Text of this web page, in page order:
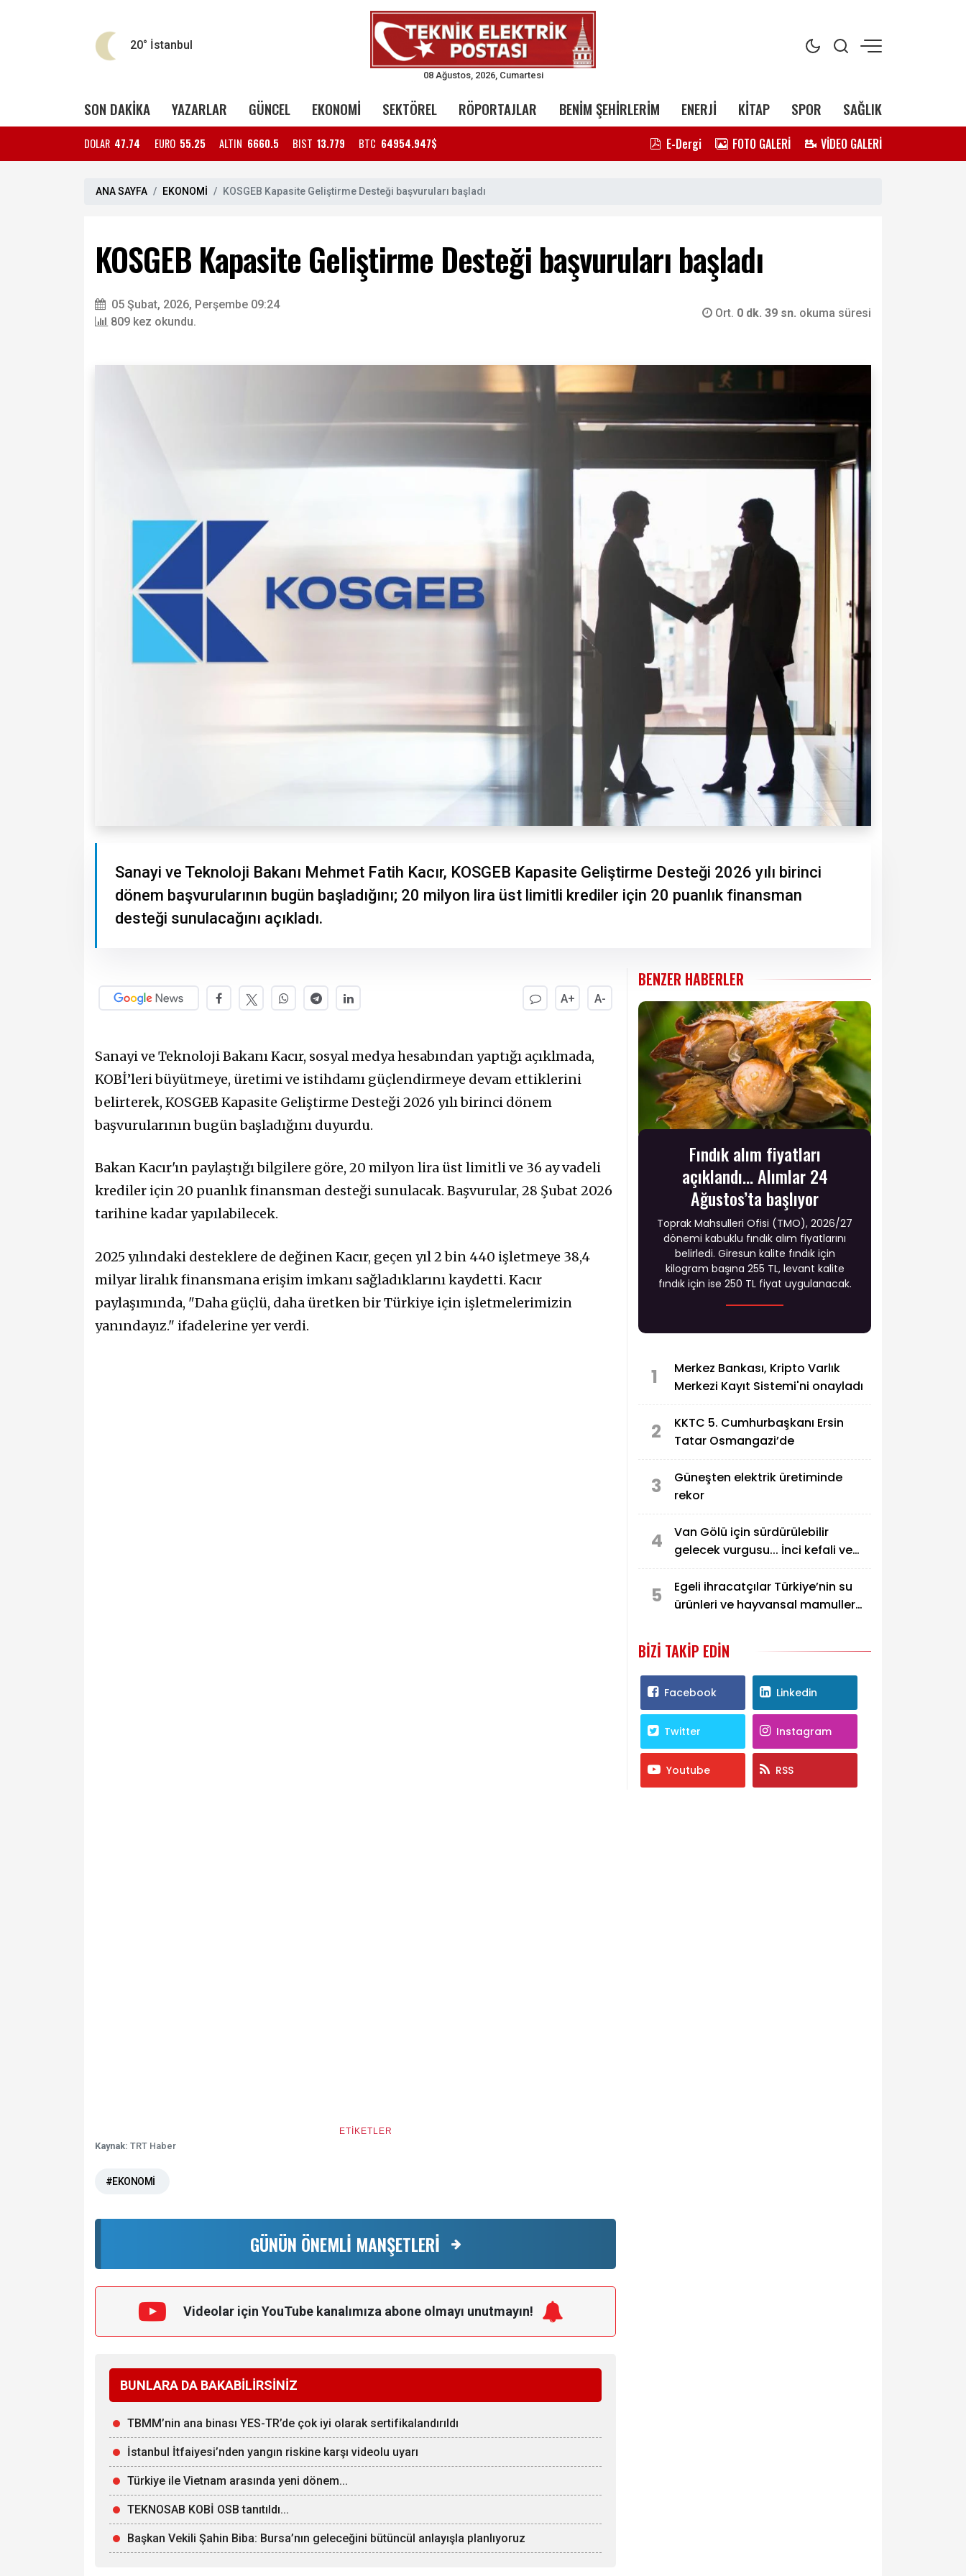
20° İstanbul
08 Ağustos, 2026, Cumartesi
SON DAKİKA YAZARLAR GÜNCEL EKONOMİ SEKTÖREL RÖPORTAJLAR BENİM ŞEHİRLERİM ENERJİ KİTAP SPOR SAĞLIK
DOLAR 47.74 EURO 55.25 ALTIN 6660.5 BIST 13.779 BTC 64954.947$ E-Dergi FOTO GALERİ VİDEO GALERİ
ANA SAYFA EKONOMİ KOSGEB Kapasite Geliştirme Desteği başvuruları başladı
KOSGEB Kapasite Geliştirme Desteği başvuruları başladı
05 Şubat, 2026, Perşembe 09:24
809 kez okundu.
Ort. 0 dk. 39 sn. okuma süresi
Sanayi ve Teknoloji Bakanı Mehmet Fatih Kacır, KOSGEB Kapasite Geliştirme Desteği 2026 yılı birinci
dönem başvurularının bugün başladığını; 20 milyon lira üst limitli krediler için 20 puanlık finansman
desteği sunulacağını açıkladı.
A+ A-
Sanayi ve Teknoloji Bakanı Kacır, sosyal medya hesabından yaptığı açıklmada,
KOBİ’leri büyütmeye, üretimi ve istihdamı güçlendirmeye devam ettiklerini
belirterek, KOSGEB Kapasite Geliştirme Desteği 2026 yılı birinci dönem
başvurularının bugün başladığını duyurdu.
Bakan Kacır'ın paylaştığı bilgilere göre, 20 milyon lira üst limitli ve 36 ay vadeli
krediler için 20 puanlık finansman desteği sunulacak. Başvurular, 28 Şubat 2026
tarihine kadar yapılabilecek.
2025 yılındaki desteklere de değinen Kacır, geçen yıl 2 bin 440 işletmeye 38,4
milyar liralık finansmana erişim imkanı sağladıklarını kaydetti. Kacır
paylaşımında, "Daha güçlü, daha üretken bir Türkiye için işletmelerimizin
yanındayız." ifadelerine yer verdi.
ETİKETLER
Kaynak: TRT Haber
#EKONOMİ
GÜNÜN ÖNEMLİ MANŞETLERİ
Videolar için YouTube kanalımıza abone olmayı unutmayın!
BUNLARA DA BAKABİLİRSİNİZ
TBMM’nin ana binası YES-TR’de çok iyi olarak sertifikalandırıldı
İstanbul İtfaiyesi’nden yangın riskine karşı videolu uyarı
Türkiye ile Vietnam arasında yeni dönem...
TEKNOSAB KOBİ OSB tanıtıldı...
Başkan Vekili Şahin Biba: Bursa’nın geleceğini bütüncül anlayışla planlıyoruz
BENZER HABERLER
Fındık alım fiyatları
açıklandı... Alımlar 24
Ağustos’ta başlıyor
Toprak Mahsulleri Ofisi (TMO), 2026/27
dönemi kabuklu fındık alım fiyatlarını
belirledi. Giresun kalite fındık için
kilogram başına 255 TL, levant kalite
fındık için ise 250 TL fiyat uygulanacak.
1
Merkez Bankası, Kripto Varlık
Merkezi Kayıt Sistemi'ni onayladı
2
KKTC 5. Cumhurbaşkanı Ersin
Tatar Osmangazi’de
3
Güneşten elektrik üretiminde
rekor
4
Van Gölü için sürdürülebilir
gelecek vurgusu... İnci kefali ve
5
Egeli ihracatçılar Türkiye’nin su
ürünleri ve hayvansal mamuller
BIZI TAKIP EDIN
Facebook Linkedin
Twitter Instagram
Youtube RSS